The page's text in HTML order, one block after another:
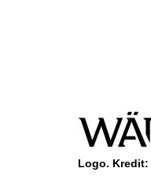
Logo. Kredit: